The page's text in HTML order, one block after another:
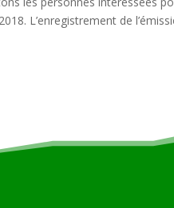
L’enregistrement de